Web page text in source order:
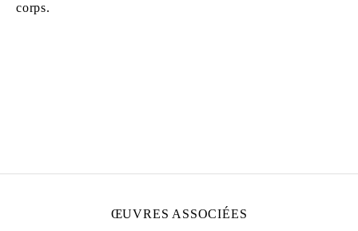
corps.
ŒUVRES ASSOCIÉES